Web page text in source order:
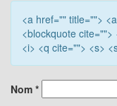
<a href="" title="">
<blockquote
<i> <q cite=""> <s>
Nom *